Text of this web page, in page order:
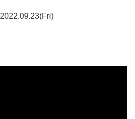
2022.09.23(Fri)